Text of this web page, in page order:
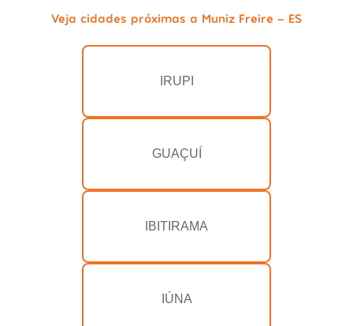
Veja cidades próximas a Muniz Freire - ES
IRUPI
GUAÇUÍ
IBITIRAMA
IÚNA